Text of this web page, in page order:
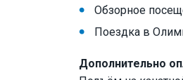
Обзорное
Поездка в
Дополнительно